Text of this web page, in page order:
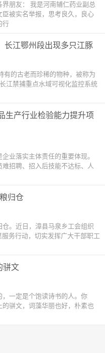
朋友： 我是河南辅仁药业副总
被实名举报，思考良久，良心
行
长江鄂州段出现多只江豚
有的古老而珍稀的物种，被称为
江禁捕重点水域可视化监控系统
生产行业检验能力提升项
业落实主体责任的重要体现。
招聘、招入后技能不达标、人
归仓
。近日，漳县马泉乡工会组织
务行动，切实发挥广大干部职工
骈文
一定是个饱读诗书的人。你
骈文，词藻华丽也好，朴素也